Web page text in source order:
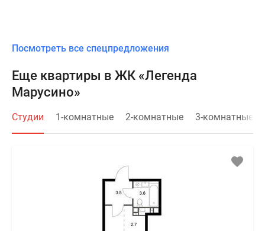
Посмотреть все спецпредложения
Еще квартиры в ЖК «Легенда
Марусино»
Студии 1-комнатные 2-комнатные 3-комнатные